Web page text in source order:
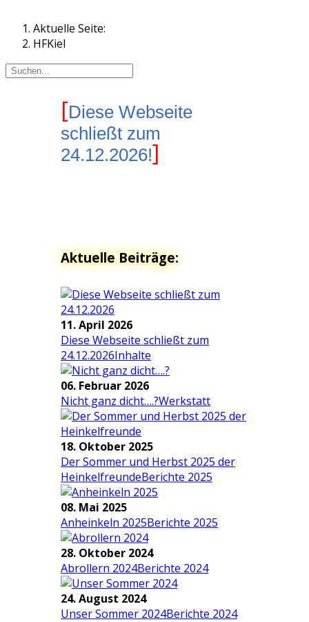
Aktuelle Seite:
HFKiel
[Diese Webseite
schließt zum
24.12.2026!]
Aktuelle Beiträge:
11. April 2026
Diese Webseite schließt zum
24.12.2026Inhalte
06. Februar 2026
Nicht ganz dicht….?Werkstatt
18. Oktober 2025
Der Sommer und Herbst 2025 der
HeinkelfreundeBerichte 2025
08. Mai 2025
Anheinkeln 2025Berichte 2025
28. Oktober 2024
Abrollern 2024Berichte 2024
24. August 2024
Unser Sommer 2024Berichte 2024